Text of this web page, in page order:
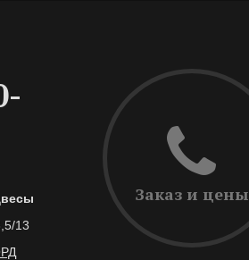
13
Заказ и цены